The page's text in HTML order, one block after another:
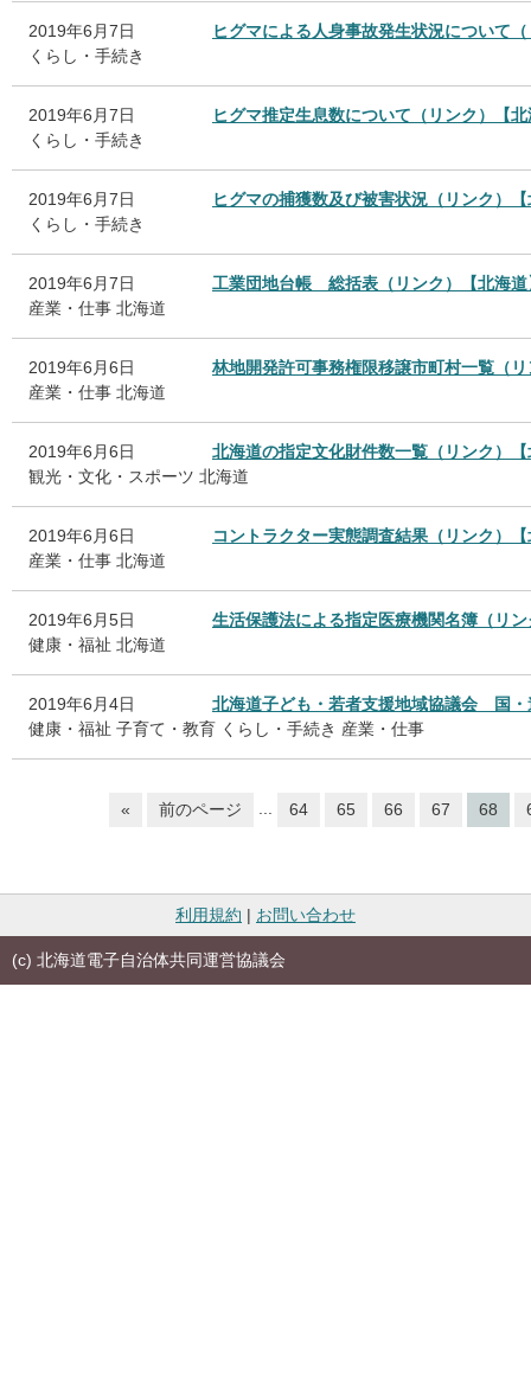
2019年6月7日
ヒグマによる人身事故発生状況について
くらし・手続き
2019年6月7日
ヒグマ推定生息数について（リンク）【
くらし・手続き
2019年6月7日
ヒグマの捕獲数及び被害状況（リンク）
くらし・手続き
2019年6月7日
工業団地台帳 総括表（リンク）【北海道
産業・仕事 北海道
2019年6月6日
林地開発許可事務権限移譲市町村一覧（
産業・仕事 北海道
2019年6月6日
北海道の指定文化財件数一覧（リンク）
観光・文化・スポーツ 北海道
2019年6月6日
コントラクター実態調査結果（リンク）
産業・仕事 北海道
2019年6月5日
生活保護法による指定医療機関名簿（リ
健康・福祉 北海道
2019年6月4日
北海道子ども・若者支援地域協議会 国
健康・福祉 子育て・教育 くらし・手続き 産業・仕事
« 前のページ ... 64 65 66 67 68
利用規約 | お問い合わせ
(c) 北海道電子自治体共同運営協議会